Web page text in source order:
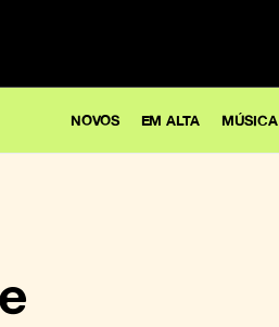
NOVOS EM ALTA MÚSICA